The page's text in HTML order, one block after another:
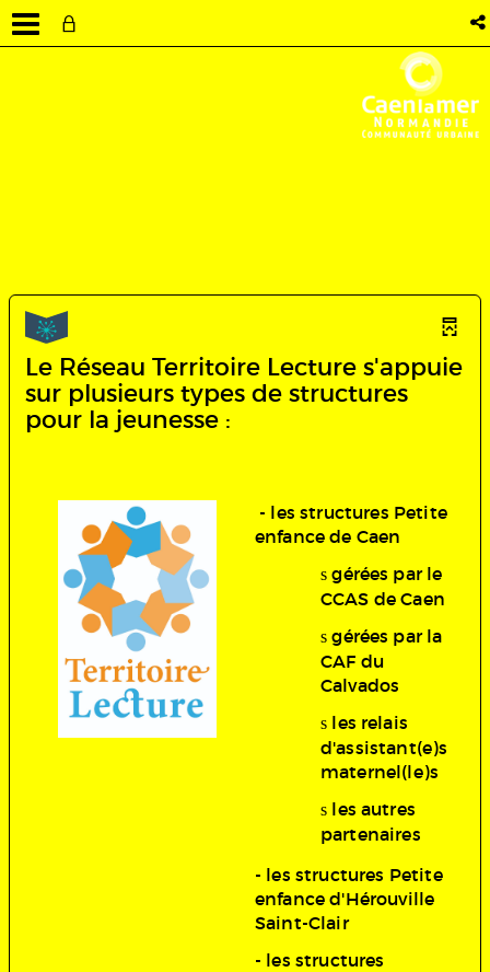
Le Réseau Territoire Lecture s'appuie
sur plusieurs types de structures
pour la jeunesse :
- les structures Petite
enfance de Caen
s gérées par le
CCAS de Caen
s gérées par la
CAF du
Calvados
s les relais
d'assistant(e)s
maternel(le)s
s les autres
partenaires
- les structures Petite
enfance d'Hérouville
Saint-Clair
- les structures